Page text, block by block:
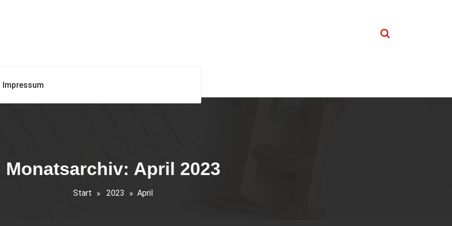
Impressum
Monatsarchiv: April 2023
Start 2023 April